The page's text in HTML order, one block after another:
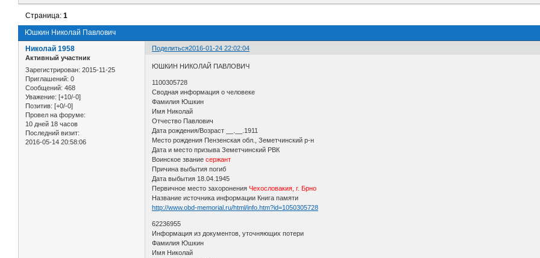
Юшкин Николай Павлович
Страница:1
Поделиться2016-01-24 22:02:04
Николай 1958
Активный участник
Зарегистрирован: 2015-11-25
Приглашений: 0
Сообщений: 468
Уважение: [+10/-0]
Позитив: [+0/-0]
Провел на форуме:
10 дней 18 часов
Последний визит:
2016-05-14 20:58:06
ЮШКИН НИКОЛАЙ ПАВЛОВИЧ
1100305728
Сводная информация о человеке
Фамилия Юшкин
Имя Николай
Отчество Павлович
Дата рождения/Возраст __.__.1911
Место рождения Пензенская обл., Земетчинский р-н
Дата и место призыва Земетчинский РВК
Воинское званиесержант
Причина выбытия погиб
Дата выбытия 18.04.1945
Первичное место захороненияЧехословакия, г. Брно
Название источника информации Книга памяти
http://www.obd-memorial.ru/html/info.htm?id=1050305728
62236955
Информация из документов, уточняющих потери
Фамилия Юшкин
Имя Николай